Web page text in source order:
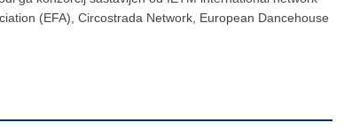
(EFA), Circostrada Network, European Dancehouse